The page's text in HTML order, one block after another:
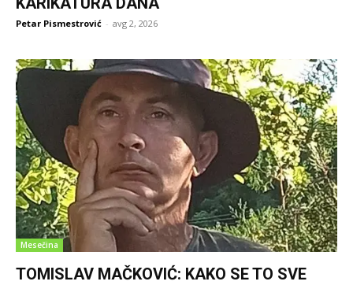
Petar Pismestrović - avg 2, 2026
Mesečina
TOMISLAV MAČKOVIĆ: KAKO SE TO SVE